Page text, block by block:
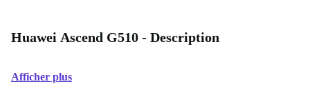
Huawei Ascend G510 - Description
Afficher plus